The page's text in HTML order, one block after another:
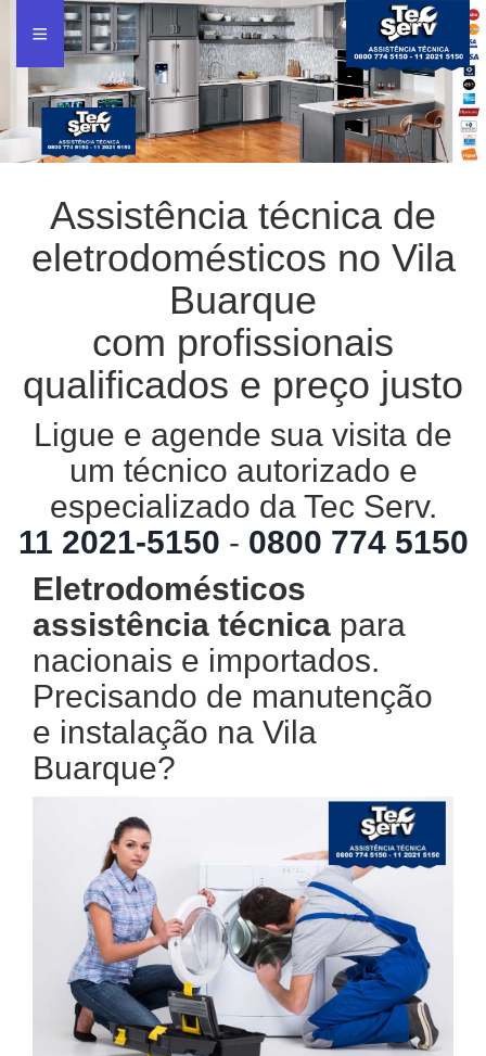
Assistência técnica de
eletrodomésticos no Vila
Buarque
com profissionais
qualificados e preço justo
Ligue e agende sua visita de
um técnico autorizado e
especializado da Tec Serv.
11 2021-5150 - 0800 774 5150
Eletrodomésticos
assistência técnica para
nacionais e importados.
Precisando de manutenção
e instalação na Vila
Buarque?